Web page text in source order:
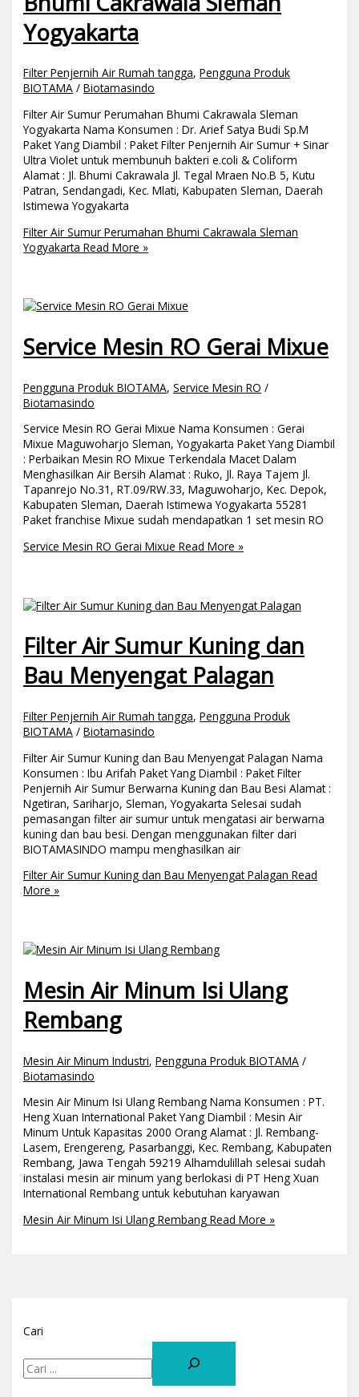
Yogyakarta
Filter Penjernih Air Rumah tangga,Pengguna Produk
BIOTAMA /Biotamasindo
Filter Air Sumur Perumahan Bhumi Cakrawala Sleman
Yogyakarta Nama Konsumen : Dr. Arief Satya Budi Sp.M
Paket Yang Diambil : Paket Filter Penjernih Air Sumur + Sinar
Ultra Violet untuk membunuh bakteri e.coli & Coliform
Alamat : Jl. Bhumi Cakrawala Jl. Tegal Mraen No.B 5, Kutu
Patran, Sendangadi, Kec. Mlati, Kabupaten Sleman, Daerah
Istimewa Yogyakarta
Filter Air Sumur Perumahan Bhumi Cakrawala Sleman
Yogyakarta Read More »
Service Mesin RO Gerai Mixue
Pengguna Produk BIOTAMA,Service Mesin RO /
Biotamasindo
Service Mesin RO Gerai Mixue Nama Konsumen : Gerai
Mixue Maguwoharjo Sleman, Yogyakarta Paket Yang Diambil
: Perbaikan Mesin RO Mixue Terkendala Macet Dalam
Menghasilkan Air Bersih Alamat : Ruko, Jl. Raya Tajem Jl.
Tapanrejo No.31, RT.09/RW.33, Maguwoharjo, Kec. Depok,
Kabupaten Sleman, Daerah Istimewa Yogyakarta 55281
Paket franchise Mixue sudah mendapatkan 1 set mesin RO
Service Mesin RO Gerai Mixue Read More »
Filter Air Sumur Kuning dan
Bau Menyengat Palagan
Filter Penjernih Air Rumah tangga,Pengguna Produk
BIOTAMA /Biotamasindo
Filter Air Sumur Kuning dan Bau Menyengat Palagan Nama
Konsumen : Ibu Arifah Paket Yang Diambil : Paket Filter
Penjernih Air Sumur Berwarna Kuning dan Bau Besi Alamat :
Ngetiran, Sariharjo, Sleman, Yogyakarta Selesai sudah
pemasangan filter air sumur untuk mengatasi air berwarna
kuning dan bau besi. Dengan menggunakan filter dari
BIOTAMASINDO mampu menghasilkan air
Filter Air Sumur Kuning dan Bau Menyengat Palagan Read
More »
Mesin Air Minum Isi Ulang
Rembang
Mesin Air Minum Industri,Pengguna Produk BIOTAMA /
Biotamasindo
Mesin Air Minum Isi Ulang Rembang Nama Konsumen : PT.
Heng Xuan International Paket Yang Diambil : Mesin Air
Minum Untuk Kapasitas 2000 Orang Alamat : Jl. Rembang-
Lasem, Erengereng, Pasarbanggi, Kec. Rembang, Kabupaten
Rembang, Jawa Tengah 59219 Alhamdulillah selesai sudah
instalasi mesin air minum yang berlokasi di PT Heng Xuan
International Rembang untuk kebutuhan karyawan
Mesin Air Minum Isi Ulang Rembang Read More »
Cari